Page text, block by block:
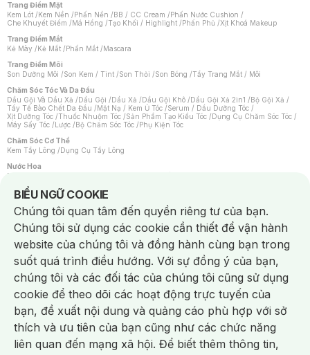
Trang Điểm Mặt
Kem Lót /Kem Nền /Phấn Nền /BB / CC Cream /Phấn Nước Cushion /
Che Khuyết Điểm /Má Hồng /Tạo Khối / Highlight /Phấn Phủ /Xịt Khoá Makeup
Trang Điểm Mắt
Kẻ Mày /Kẻ Mắt /Phấn Mắt /Mascara
Trang Điểm Môi
Son Dưỡng Môi /Son Kem / Tint /Son Thỏi /Son Bóng /Tẩy Trang Mắt / Môi
Chăm Sóc Tóc Và Da Đầu
Dầu Gội Và Dầu Xả /Dầu Gội /Dầu Xả /Dầu Gội Khô /Dầu Gội Xả 2in1 /Bộ Gội Xả /
Tẩy Tế Bào Chết Da Đầu /Mặt Nạ / Kem Ủ Tóc /Serum / Dầu Dưỡng Tóc /
Xịt Dưỡng Tóc /Thuốc Nhuộm Tóc /Sản Phẩm Tạo Kiểu Tóc /Dụng Cụ Chăm Sóc Tóc /
Máy Sấy Tóc /Lược /Bộ Chăm Sóc Tóc /Phụ Kiện Tóc
Chăm Sóc Cơ Thể
Kem Tẩy Lông /Dụng Cụ Tẩy Lông
Nước Hoa
Nước Hoa Nữ
Chăm Sóc Cá Nhân
Chống Muỗi /Khẩu Trang /Máy Massage/Mặt Nạ Xông Hơi /Nước Rửa Tay/
Sản Phẩm Chăm Sóc Khác /Bàn Chải Đánh Răng /Bàn Chải Điện/
Hỗ Trợ Trắng Răng/Kem Đánh Răng /Máy Tăm Nước/ Nước Súc Miệng/
Tăm / Chỉ Nha Khoa/ Xịt Thơm Miệng / Dung Dịch Vệ Sinh/Dưỡng Vùng Kín/
Khăn Ướt Vệ Sinh Vùng Kín/Băng Vệ Sinh/Tampon/Bọt Cạo Râu /Dao Cạo Râu/
Máy Cạo Râu
Vấn Đề Về Da
Da Dầu / Lỗ Chân Lông To/ Da Khô / Mất Nước/ Da Lão Hóa/ Da Mụn/
Da Nhạy Cảm / Kích Ứng
Da Xỉn Màu Thâm / Nám / Tàn Nhang
Quầng Thâm & Bọng Mắt /Sẹo /Viêm Da Cơ Địa
Dụng Cụ / Phụ Kiện Chăm Sóc Da
Bông Tẩy Trang
Khăn Lau Mặt Khô Dụng Cụ / Máy Rửa Mặt Máy Chăm Sóc Da
Dụng Cụ Chăm Sóc Khác
BIỂU NGỮ COOKIE
Notice about cookies usage
Chúng tôi quan tâm đến quyền riêng tư của bạn.
Chúng tôi sử dụng các cookie cần thiết để vận hành
website của chúng tôi và đồng hành cùng bạn trong
suốt quá trình điều hướng. Với sự đồng ý của bạn,
chúng tôi và các đối tác của chúng tôi cũng sử dụng
cookie để theo dõi các hoạt động trực tuyến của
bạn, đề xuất nội dung và quảng cáo phù hợp với sở
thích và ưu tiên của bạn cũng như các chức năng
liên quan đến mạng xã hội. Để biết thêm thông tin,